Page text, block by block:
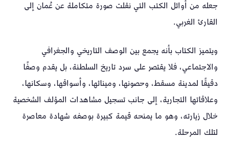
جعله من أوائل الكتب التي نقلت صورة متكاملة عن عُمان إلى
القارئ الغربي.
ويتميز الكتاب بأنه يجمع بين الوصف التاريخي والجغرافي
والاجتماعي، فلا يقتصر على سرد تاريخ السلطنة، بل يقدم وصفًا
دقيقًا لمدينة مسقط، وحصونها، ومينائها، وأسواقها، وسكانها،
وعلاقاتها التجارية، إلى جانب تسجيل مشاهدات المؤلف الشخصية
خلال زيارته، وهو ما يمنحه قيمة كبيرة بوصفه شهادة معاصرة
لتلك المرحلة.